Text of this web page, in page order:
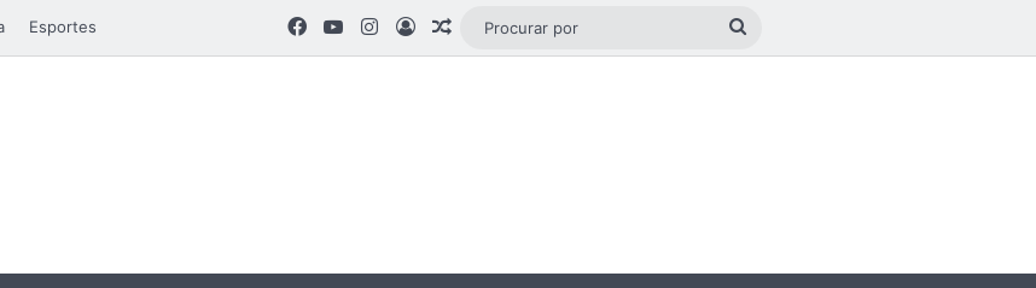
Esportes Facebook
YouTubeInstagram
EntrarArtigo aleatório
Procurar